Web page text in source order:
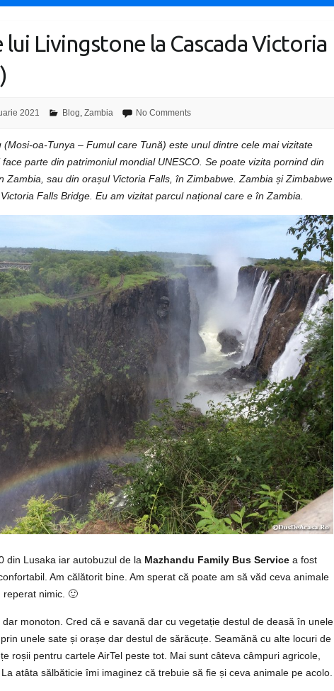
lui Livingstone la Cascada Victoria
2021 Blog, Zambia No Comments
(Mosi-oa-Tunya – Fumul care Tună) este unul dintre cele mai vizitate
parte din patrimoniul mondial UNESCO. Se poate vizita pornind din
Zambia, sau din orașul Victoria Falls, în Zimbabwe. Zambia și Zimbabwe
Falls Bridge. Eu am vizitat parcul național care e în Zambia.
din Lusaka iar autobuzul de la Mazhandu Family Bus Servicea fost
Am călătorit bine. Am sperat că poate am să văd ceva animale
nimic. 🙂
dar monoton. Cred că e savană dar cu vegetație destul de deasă în unele
unele sate și orașe dar destul de sărăcuțe. Seamănă cu alte locuri de
roșii pentru cartele AirTel peste tot. Mai sunt câteva câmpuri agricole,
atâta sălbăticie îmi imaginez că trebuie să fie și ceva animale pe acolo.